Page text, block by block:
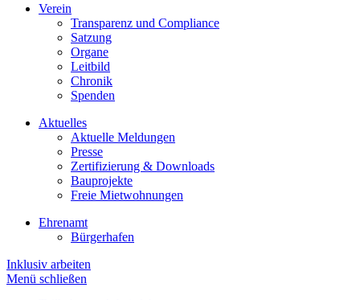
Verein
Transparenz und Compliance
Satzung
Organe
Leitbild
Chronik
Spenden
Aktuelles
Aktuelle Meldungen
Presse
Zertifizierung & Downloads
Bauprojekte
Freie Mietwohnungen
Ehrenamt
Bürgerhafen
Inklusiv arbeiten
Menü schließen